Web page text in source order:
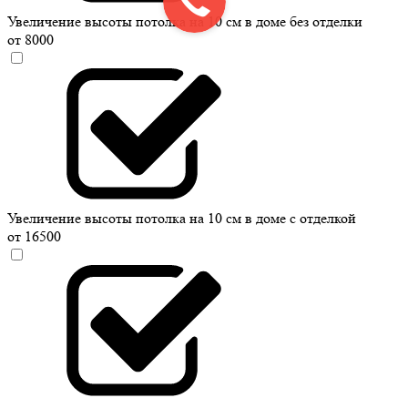
Увеличение высоты потолка на 10 см в доме без отделки
от 8000
Увеличение высоты потолка на 10 см в доме с отделкой
от 16500